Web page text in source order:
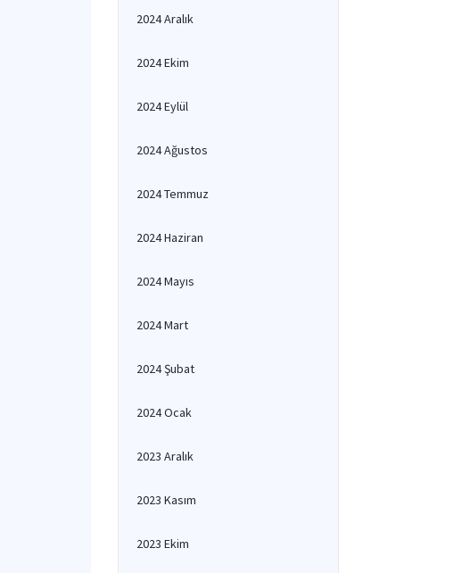
2024 Aralık
2024 Ekim
2024 Eylül
2024 Ağustos
2024 Temmuz
2024 Haziran
2024 Mayıs
2024 Mart
2024 Şubat
2024 Ocak
2023 Aralık
2023 Kasım
2023 Ekim